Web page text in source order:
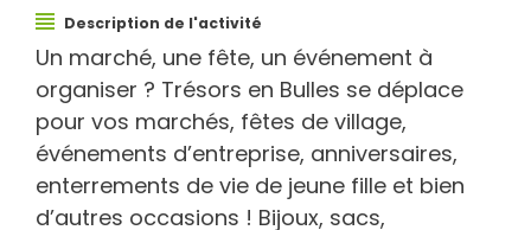
Description de l'activité
Un marché, une fête, un événement à
organiser ? Trésors en Bulles se déplace
pour vos marchés, fêtes de village,
événements d’entreprise, anniversaires,
enterrements de vie de jeune fille et bien
d’autres occasions ! Bijoux, sacs,